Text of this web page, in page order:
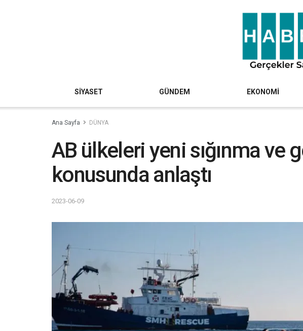
SİYASET GÜNDEM EKONOMİ
Ana Sayfa DÜNYA
AB ülkeleri yeni sığınma ve
konusunda anlaştı
2023-06-09